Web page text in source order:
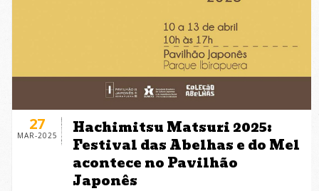
27
MAR-2025
Hachimitsu Matsuri 2025:
Festival das Abelhas e do Mel
acontece no Pavilhão
Japonês